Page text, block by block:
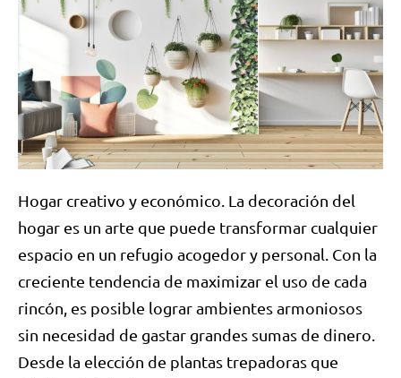
Hogar creativo y económico. La decoración del
hogar es un arte que puede transformar cualquier
espacio en un refugio acogedor y personal. Con la
creciente tendencia de maximizar el uso de cada
rincón, es posible lograr ambientes armoniosos
sin necesidad de gastar grandes sumas de dinero.
Desde la elección de plantas trepadoras que